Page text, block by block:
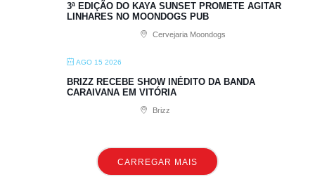
3ª EDIÇÃO DO KAYA SUNSET PROMETE AGITAR
LINHARES NO MOONDOGS PUB
Cervejaria Moondogs
AGO 15 2026
BRIZZ RECEBE SHOW INÉDITO DA BANDA
CARAIVANA EM VITÓRIA
Brizz
CARREGAR MAIS